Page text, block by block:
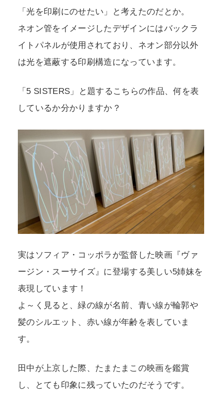
「光を印刷にのせたい」と考えたのだとか。
ネオン管をイメージしたデザインにはバックラ
イトパネルが使用されており、ネオン部分以外
は光を遮蔽する印刷構造になっています。
「5 SISTERS」と題するこちらの作品、何を表
しているか分かりますか？
実はソフィア・コッポラが監督した映画『ヴァ
ージン・スーサイズ』に登場する美しい5姉妹を
表現しています！
よ～く見ると、緑の線が名前、青い線が輪郭や
髪のシルエット、赤い線が年齢を表していま
す。
田中が上京した際、たまたまこの映画を鑑賞
し、とても印象に残っていたのだそうです。